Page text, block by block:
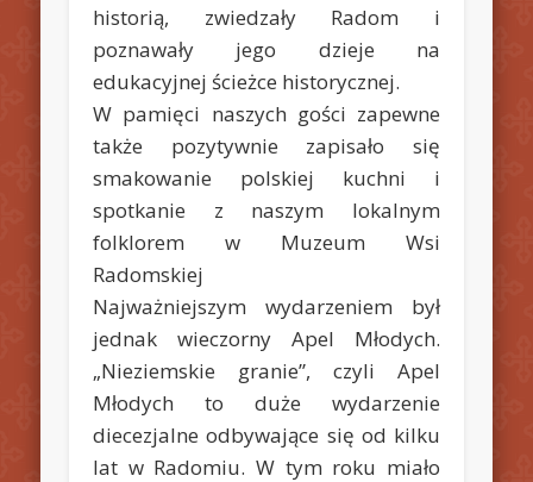
historią, zwiedzały Radom i
poznawały jego dzieje na
edukacyjnej ścieżce historycznej.
W pamięci naszych gości zapewne
także pozytywnie zapisało się
smakowanie polskiej kuchni i
spotkanie z naszym lokalnym
folklorem w Muzeum Wsi
Radomskiej
Najważniejszym wydarzeniem był
jednak wieczorny Apel Młodych.
„Nieziemskie granie”, czyli Apel
Młodych to duże wydarzenie
diecezjalne odbywające się od kilku
lat w Radomiu. W tym roku miało